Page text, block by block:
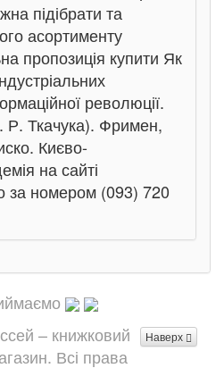
підібрати та
асортименту
пропозиція купити Як
революції.
Р. Ткачука). Фримен,
Києво-
на сайті
за номером (093) 720
Наверх
– книжковий
Всі права